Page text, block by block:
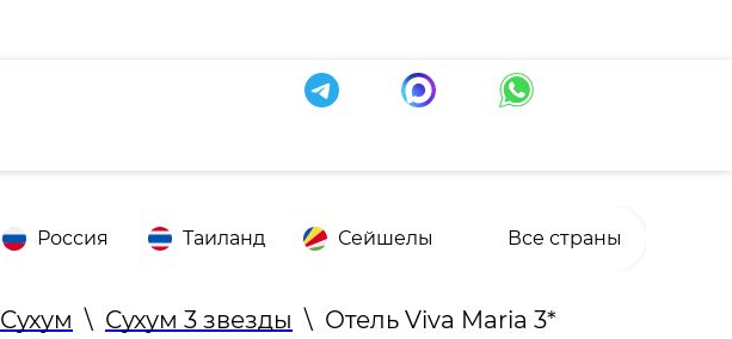
Россия Таиланд Сейшелы Все страны
Сухум \ Сухум 3 звезды \ Отель Viva Maria 3*